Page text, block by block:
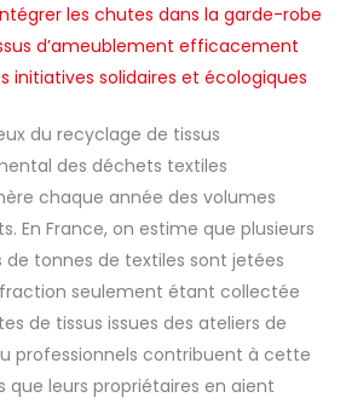
les chutes dans la garde-robe
d’ameublement efficacement
initiatives solidaires et écologiques
du recyclage de tissus
des déchets textiles
chaque année des volumes
En France, on estime que plusieurs
de tonnes de textiles sont jetées
seulement étant collectée
de tissus issues des ateliers de
professionnels contribuent à cette
que leurs propriétaires en aient